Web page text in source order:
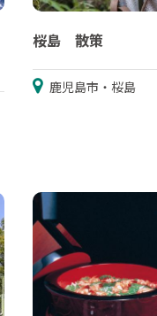
桜島 散策
鹿児島市・桜島